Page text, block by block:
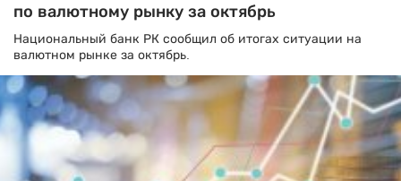
по валютному рынку за октябрь
Национальный банк РК сообщил об итогах ситуации на
валютном рынке за октябрь.